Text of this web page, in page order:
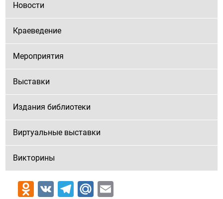
Новости
Краеведение
Мероприятия
Выставки
Издания библиотеки
Виртуальные выставки
Викторины
Odnoklassniki
VK Telegram
Mail.Ru